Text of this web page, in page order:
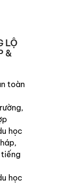
LỘ
&
toàn
học
tiếng
học